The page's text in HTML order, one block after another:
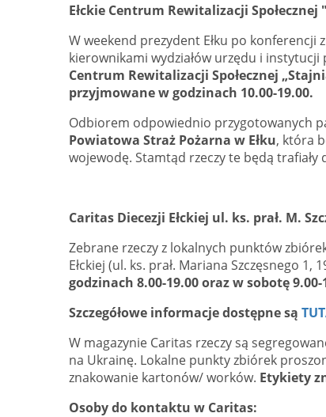
Ełckie Centrum Rewitalizacji
W weekend prezydent Ełku po
kierownikami wydziałów urzędu i
Centrum Rewitalizacji Społecznej
przyjmowane w godzinach 10.00-19.00.
Odbiorem odpowiednio przygotowanych
Powiatowa Straż Pożarna w Ełku, która
wojewodę. Stamtąd rzeczy te będą trafiały
Caritas Diecezji Ełckiej ul. ks. prał. M.
Zebrane rzeczy z lokalnych punktów
Ełckiej (ul. ks. prał. Mariana Szczęsnego 1,
godzinach 8.00-19.00 oraz w sobotę 9.00-
Szczegółowe informacje dostępne są
W magazynie Caritas rzeczy są
na Ukrainę. Lokalne punkty zbiórek
znakowanie kartonów/ worków. Etykiety
Osoby do kontaktu w Caritas: